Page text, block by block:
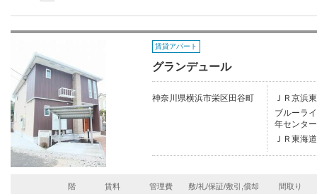
賃貸アパート
グランデュール
神奈川県横浜市栄区田谷町
ＪＲ京浜
ブルーラ
年センタ
ＪＲ東海
階 賃料 管理費 敷/礼/保証/敷引,償却 間取り